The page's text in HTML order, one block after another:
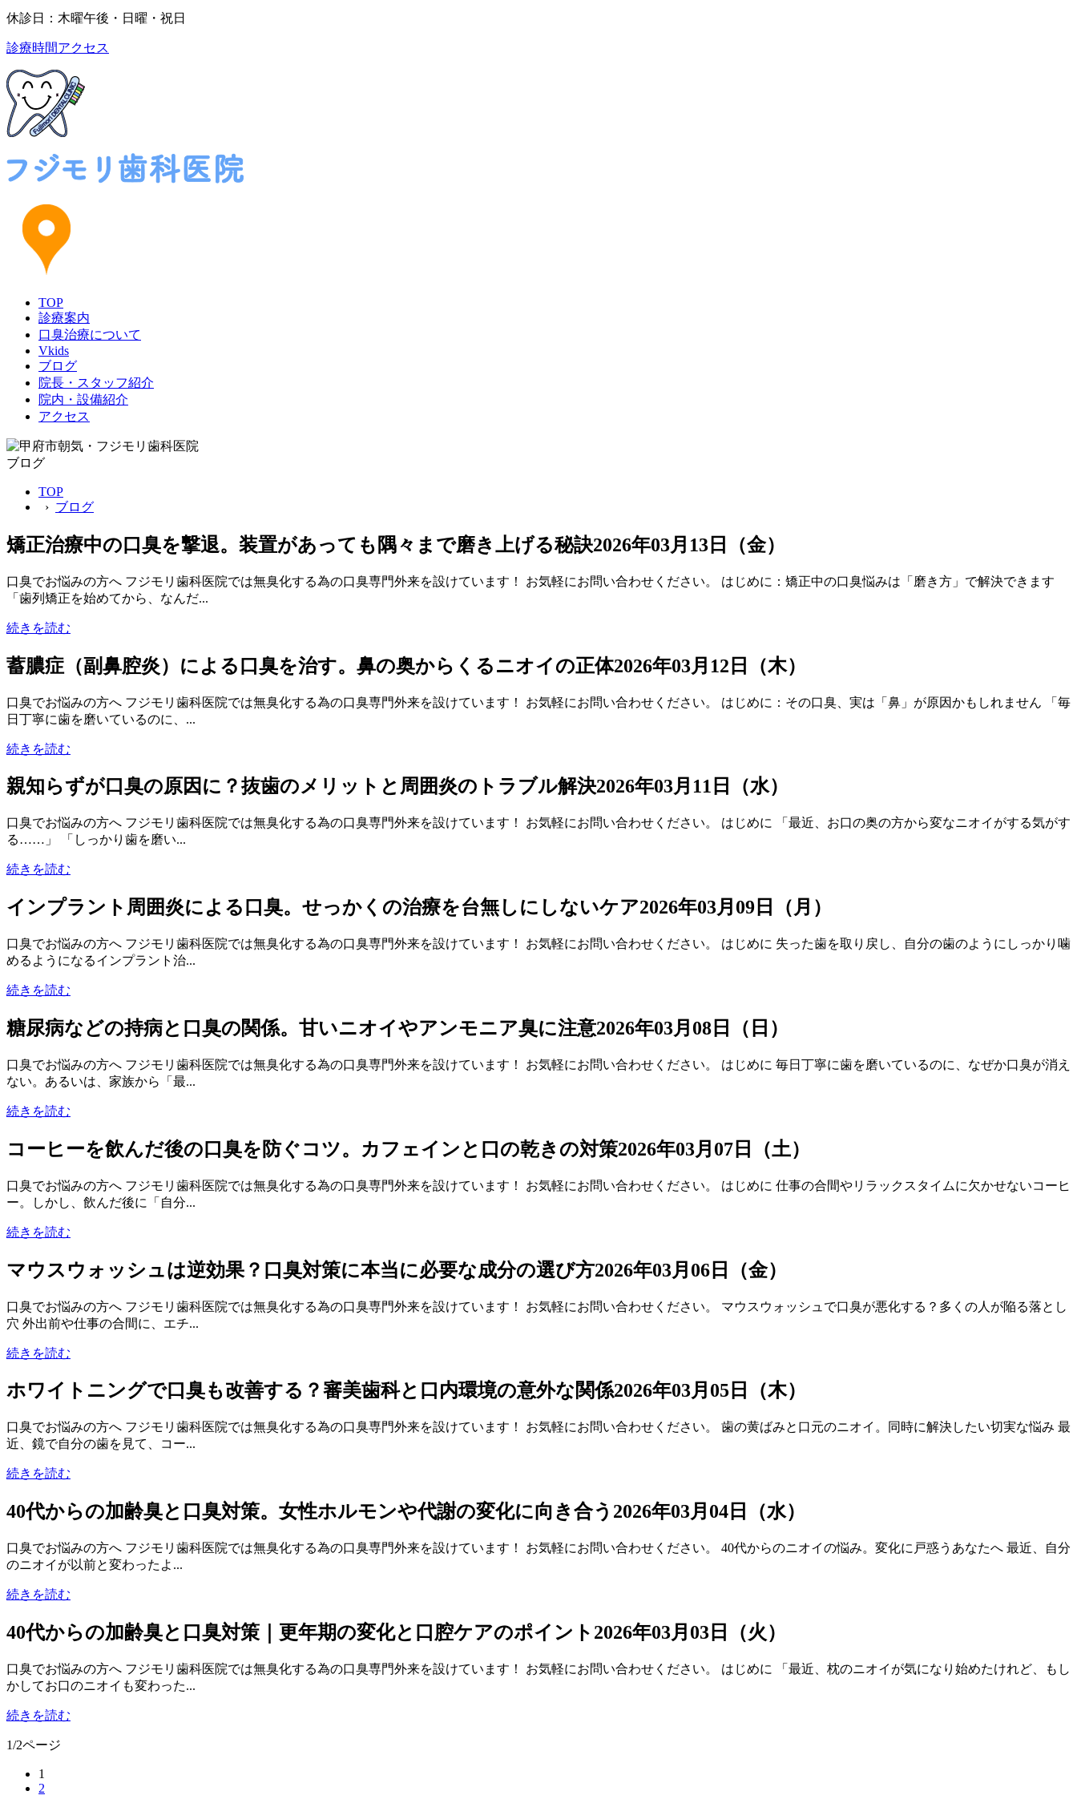
休診日：木曜午後・日曜・祝日
診療時間アクセス
TOP
診療案内
口臭治療について
Vkids
ブログ
院長・スタッフ紹介
院内・設備紹介
アクセス
ブログ
TOP
› ブログ
矯正治療中の口臭を撃退。装置があっても隅々まで磨き上げる秘訣2026年03月13日（金）
口臭でお悩みの方へ フジモリ歯科医院では無臭化する為の口臭専門外来を設けています！ お気軽にお問い合わせください。 はじめに：矯正中の口臭悩みは「磨き方」で解決できます
「歯列矯正を始めてから、なんだ...
続きを読む
蓄膿症（副鼻腔炎）による口臭を治す。鼻の奥からくるニオイの正体2026年03月12日（木）
口臭でお悩みの方へ フジモリ歯科医院では無臭化する為の口臭専門外来を設けています！ お気軽にお問い合わせください。 はじめに：その口臭、実は「鼻」が原因かもしれません 「毎
日丁寧に歯を磨いているのに、...
続きを読む
親知らずが口臭の原因に？抜歯のメリットと周囲炎のトラブル解決2026年03月11日（水）
口臭でお悩みの方へ フジモリ歯科医院では無臭化する為の口臭専門外来を設けています！ お気軽にお問い合わせください。 はじめに 「最近、お口の奥の方から変なニオイがする気がす
る……」 「しっかり歯を磨い...
続きを読む
インプラント周囲炎による口臭。せっかくの治療を台無しにしないケア2026年03月09日（月）
口臭でお悩みの方へ フジモリ歯科医院では無臭化する為の口臭専門外来を設けています！ お気軽にお問い合わせください。 はじめに 失った歯を取り戻し、自分の歯のようにしっかり噛
めるようになるインプラント治...
続きを読む
糖尿病などの持病と口臭の関係。甘いニオイやアンモニア臭に注意2026年03月08日（日）
口臭でお悩みの方へ フジモリ歯科医院では無臭化する為の口臭専門外来を設けています！ お気軽にお問い合わせください。 はじめに 毎日丁寧に歯を磨いているのに、なぜか口臭が消え
ない。あるいは、家族から「最...
続きを読む
コーヒーを飲んだ後の口臭を防ぐコツ。カフェインと口の乾きの対策2026年03月07日（土）
口臭でお悩みの方へ フジモリ歯科医院では無臭化する為の口臭専門外来を設けています！ お気軽にお問い合わせください。 はじめに 仕事の合間やリラックスタイムに欠かせないコーヒ
ー。しかし、飲んだ後に「自分...
続きを読む
マウスウォッシュは逆効果？口臭対策に本当に必要な成分の選び方2026年03月06日（金）
口臭でお悩みの方へ フジモリ歯科医院では無臭化する為の口臭専門外来を設けています！ お気軽にお問い合わせください。 マウスウォッシュで口臭が悪化する？多くの人が陥る落とし
穴 外出前や仕事の合間に、エチ...
続きを読む
ホワイトニングで口臭も改善する？審美歯科と口内環境の意外な関係2026年03月05日（木）
口臭でお悩みの方へ フジモリ歯科医院では無臭化する為の口臭専門外来を設けています！ お気軽にお問い合わせください。 歯の黄ばみと口元のニオイ。同時に解決したい切実な悩み 最
近、鏡で自分の歯を見て、コー...
続きを読む
40代からの加齢臭と口臭対策。女性ホルモンや代謝の変化に向き合う 2026年03月04日（水）
口臭でお悩みの方へ フジモリ歯科医院では無臭化する為の口臭専門外来を設けています！ お気軽にお問い合わせください。 40代からのニオイの悩み。変化に戸惑うあなたへ 最近、自分
のニオイが以前と変わったよ...
続きを読む
40代からの加齢臭と口臭対策｜更年期の変化と口腔ケアのポイント 2026年03月03日（火）
口臭でお悩みの方へ フジモリ歯科医院では無臭化する為の口臭専門外来を設けています！ お気軽にお問い合わせください。 はじめに 「最近、枕のニオイが気になり始めたけれど、もし
かしてお口のニオイも変わった...
続きを読む
1/2ページ
1
2